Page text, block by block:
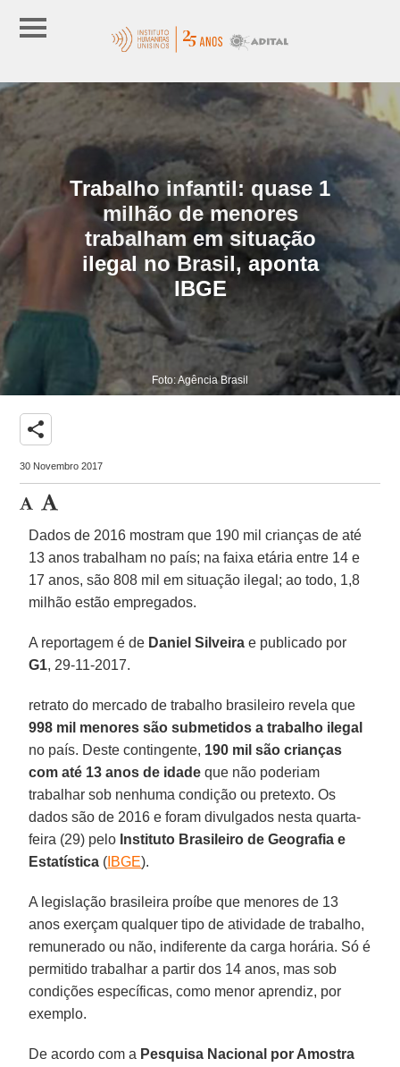
Trabalho infantil: quase 1
milhão de menores
trabalham em situação
ilegal no Brasil, aponta
IBGE
Foto: Agência Brasil
share
30 Novembro 2017
Dados de 2016 mostram que 190 mil crianças de até
13 anos trabalham no país; na faixa etária entre 14 e
17 anos, são 808 mil em situação ilegal; ao todo, 1,8
milhão estão empregados.
A reportagem é de Daniel Silveira e publicado por
G1, 29-11-2017.
retrato do mercado de trabalho brasileiro revela que
998 mil menores são submetidos a trabalho ilegal
no país. Deste contingente, 190 mil são crianças
com até 13 anos de idade que não poderiam
trabalhar sob nenhuma condição ou pretexto. Os
dados são de 2016 e foram divulgados nesta quarta-
feira (29) pelo Instituto Brasileiro de Geografia e
Estatística ( IBGE).
A legislação brasileira proíbe que menores de 13
anos exerçam qualquer tipo de atividade de trabalho,
remunerado ou não, indiferente da carga horária. Só é
permitido trabalhar a partir dos 14 anos, mas sob
condições específicas, como menor aprendiz, por
exemplo.
De acordo com a Pesquisa Nacional por Amostra